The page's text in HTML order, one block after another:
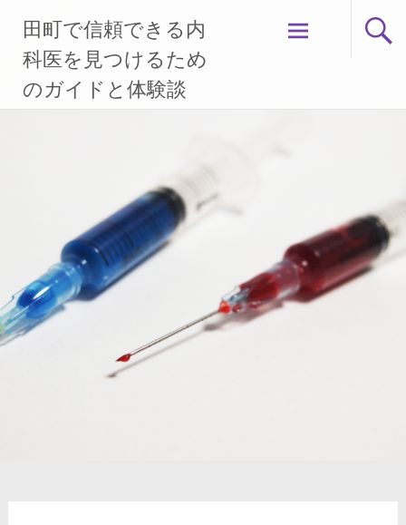
田町で信頼できる内
科医を見つけるため
のガイドと体験談